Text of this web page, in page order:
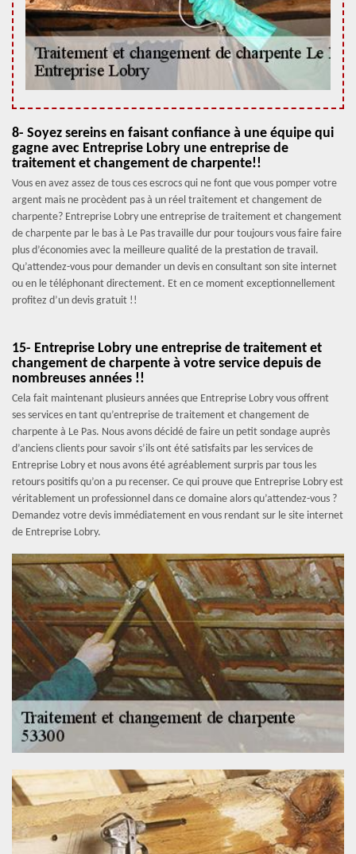
8- Soyez sereins en faisant confiance à une équipe qui
gagne avec Entreprise Lobry une entreprise de
traitement et changement de charpente!!
Vous en avez assez de tous ces escrocs qui ne font que vous pomper votre
argent mais ne procèdent pas à un réel traitement et changement de
charpente? Entreprise Lobry une entreprise de traitement et changement
de charpente par le bas à Le Pas travaille dur pour toujours vous faire faire
plus d’économies avec la meilleure qualité de la prestation de travail.
Qu’attendez-vous pour demander un devis en consultant son site internet
ou en le téléphonant directement. Et en ce moment exceptionnellement
profitez d’un devis gratuit !!
15- Entreprise Lobry une entreprise de traitement et
changement de charpente à votre service depuis de
nombreuses années !!
Cela fait maintenant plusieurs années que Entreprise Lobry vous offrent
ses services en tant qu’entreprise de traitement et changement de
charpente à Le Pas. Nous avons décidé de faire un petit sondage auprès
d’anciens clients pour savoir s’ils ont été satisfaits par les services de
Entreprise Lobry et nous avons été agréablement surpris par tous les
retours positifs qu’on a pu recenser. Ce qui prouve que Entreprise Lobry est
véritablement un professionnel dans ce domaine alors qu’attendez-vous ?
Demandez votre devis immédiatement en vous rendant sur le site internet
de Entreprise Lobry.